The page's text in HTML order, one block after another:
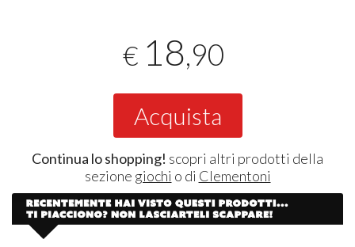
€ 18,90
Acquista
Continua lo shopping! scopri altri prodotti della
sezione giochi o di Clementoni